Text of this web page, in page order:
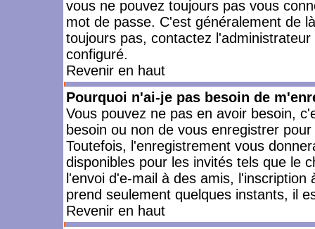
vous ne pouvez toujours pas vous
mot de passe. C'est généralement de
toujours pas, contactez
configuré.
Revenir en haut
Pourquoi n'ai-je pas besoin de
Vous pouvez ne pas en avoir besoin,
besoin ou non de vous enregistrer
Toutefois, l'enregistrement vous
disponibles pour les invités tels que le
l'envoi d'e-mail à des amis,
prend seulement quelques instants, il
Revenir en haut